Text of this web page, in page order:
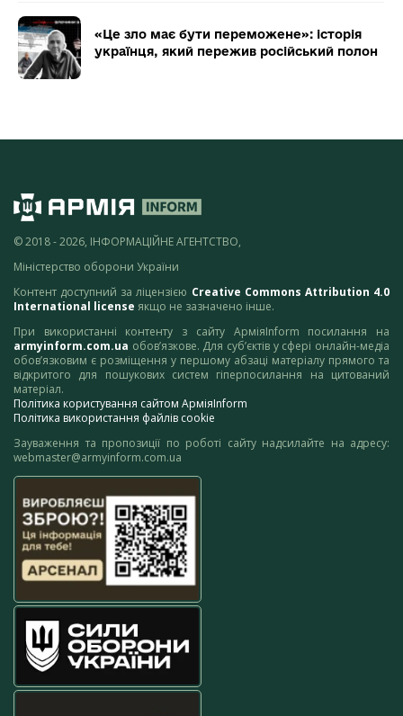
«Це зло має бути переможене»: історія
українця, який пережив російський полон
© 2018 - 2026, ІНФОРМАЦІЙНЕ АГЕНТСТВО,
Міністерство оборони України
Контент доступний за ліцензією Creative Commons Attribution 4.0
International license якщо не зазначено інше.
При використанні контенту з сайту АрміяInform посилання на
armyinform.com.ua обов’язкове. Для суб’єктів у сфері онлайн-медіа
обов’язковим є розміщення у першому абзаці матеріалу прямого та
відкритого для пошукових систем гіперпосилання на цитований
матеріал.
Політика користування сайтом АрміяInform
Політика використання файлів cookie
Зауваження та пропозиції по роботі сайту надсилайте на адресу:
webmaster@armyinform.com.ua